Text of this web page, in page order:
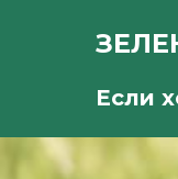
Если